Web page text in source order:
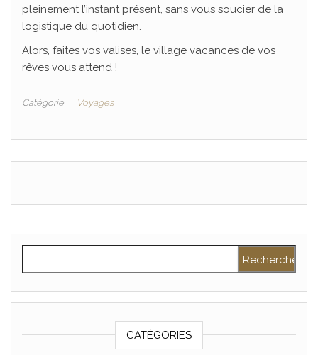
pleinement l’instant présent, sans vous soucier de la
logistique du quotidien.
Alors, faites vos valises, le village vacances de vos
rêves vous attend !
Catégorie Voyages
CATÉGORIES